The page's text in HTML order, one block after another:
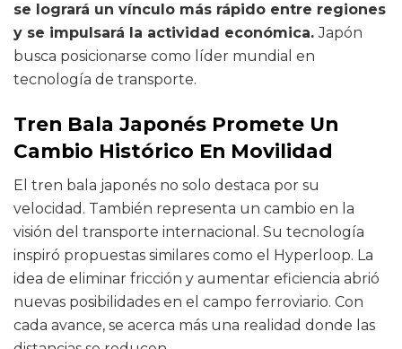
se logrará un vínculo más rápido entre regiones
y se impulsará la actividad económica.Japón
busca posicionarse como líder mundial en
tecnología de transporte.
Tren Bala Japonés Promete Un
Cambio Histórico En Movilidad
El tren bala japonés no solo destaca por su
velocidad. También representa un cambio en la
visión del transporte internacional. Su tecnología
inspiró propuestas similares como el Hyperloop. La
idea de eliminar fricción y aumentar eficiencia abrió
nuevas posibilidades en el campo ferroviario. Con
cada avance, se acerca más una realidad donde las